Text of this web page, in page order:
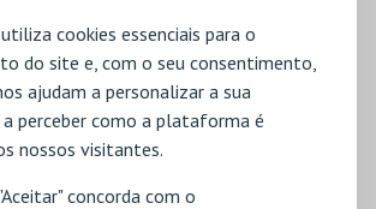
cookies essenciais para o
do site e, com o seu consentimento,
ajudam a personalizar a sua
a perceber como a plataforma é
nossos visitantes.
concorda com o